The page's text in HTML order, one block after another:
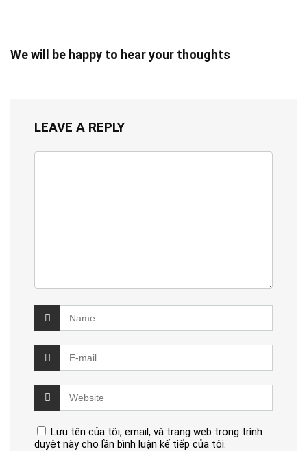
We will be happy to hear your thoughts
LEAVE A REPLY
Lưu tên của tôi, email, và trang web trong trình
duyệt này cho lần bình luận kế tiếp của tôi.